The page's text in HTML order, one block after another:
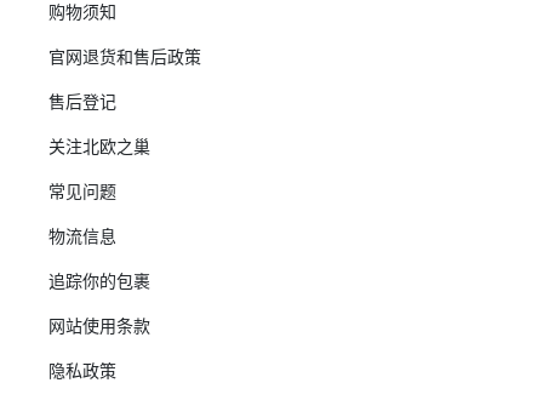
购物须知
官网退货和售后政策
售后登记
关注北欧之巢
常见问题
物流信息
追踪你的包裹
网站使用条款
隐私政策